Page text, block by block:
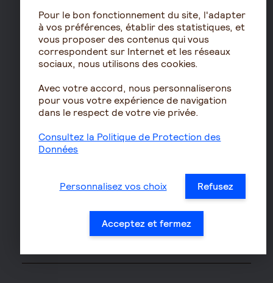
Le calcul de la retraite
Les déclarations sociales
pour les entreprises
Assurances de biens
Assurance auto
Assurance habitation
non occupant
Pour le bon fonctionnement du site, l'adapter
à vos préférences, établir des statistiques, et
vous proposer des contenus qui vous
correspondent sur Internet et les réseaux
sociaux, nous utilisons des cookies.
Avec votre accord, nous personnaliserons
pour vous votre expérience de navigation
dans le respect de votre vie privée.
Consultez la Politique de Protection des
Données
Personnalisez vos choix Refusez
Acceptez et fermez